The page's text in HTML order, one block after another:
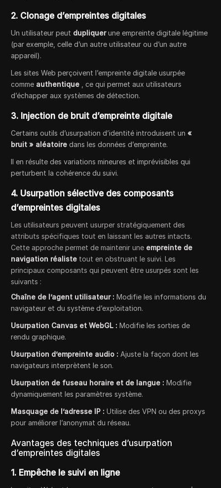
2. Clonage d’empreintes digitales
Un utilisateur peut dupliquerune empreinte digitale légitime
(par exemple, celle d’un autre utilisateur ou d’un autre
appareil).
Les sites Web perçoivent l’empreinte digitale usurpée
comme authentique
, ce qui permet aux utilisateurs
d’échapper aux systèmes de détection.
3. Injection de bruit d’empreinte digitale
Certains outils d’usurpation d’identité introduisent un«
bruit » aléatoiredans les données d’empreinte.
Il en résulte des variations mineures et imprévisibles qui
perturbent la cohérence du suivi.
4. Usurpation sélective des composants
d’empreintes digitales
Les utilisateurs peuvent usurper stratégiquement des
attributs spécifiques tout en laissant les autres intacts.
Cette approche permet de maintenir une empreinte de
navigation réaliste tout en obstruant le suivi. Les
principaux composants qui peuvent être usurpés sont les
suivants :
Chaîne de l’agent utilisateur :Modifie les informations du
navigateur et du système d’exploitation.
Usurpation Canvas et WebGL :Modifie les sorties de
rendu graphique.
Usurpation d’empreinte audio : Ajuste la façon dont les
navigateurs interprètent le son.
Usurpation de fuseau horaire et de langue :Modifie
dynamiquement les paramètres système.
Masquage de l’adresse IP :Utilise des VPN ou des proxys
pour améliorer l’anonymat du réseau.
Avantages des techniques d’usurpation
d’empreintes digitales
1. Empêche le suivi en ligne